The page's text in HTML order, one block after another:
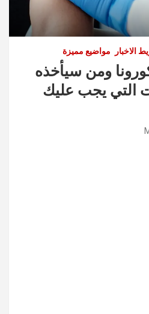
الاخبار مواضيع مميزة
ومن سيأخذه
التي يجب عليك